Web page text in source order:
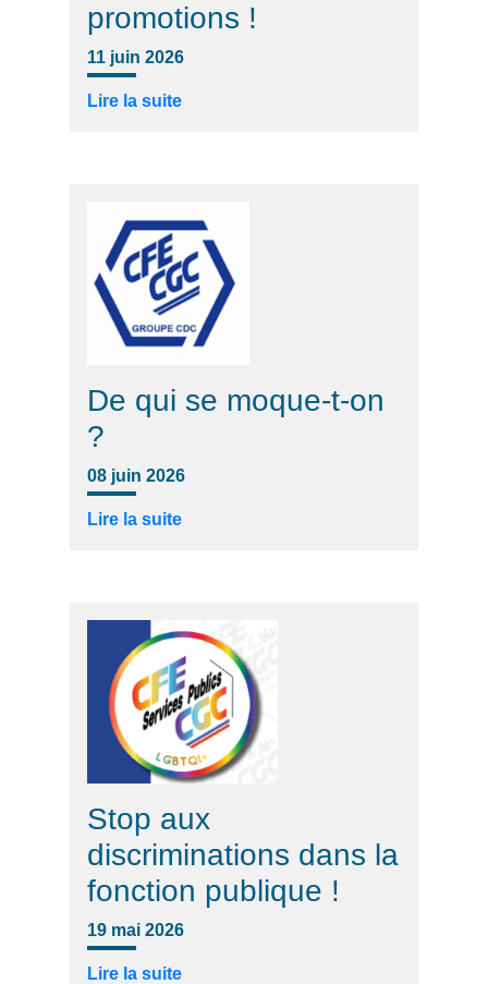
promotions !
11 juin 2026
Lire la suite
De qui se moque-t-on
?
08 juin 2026
Lire la suite
Stop aux
discriminations dans la
fonction publique !
19 mai 2026
Lire la suite